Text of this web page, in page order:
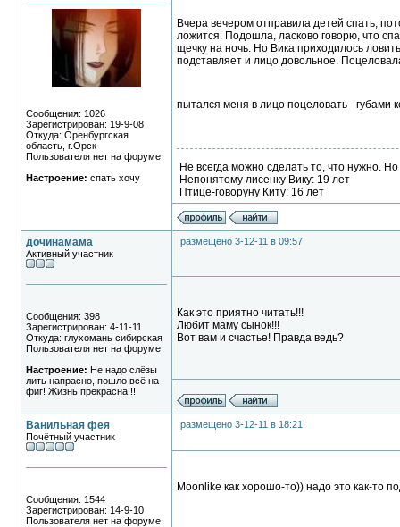
Сообщения: 1026
Зарегистрирован: 19-9-08
Откуда: Оренбургская
область, г.Орск
Пользователя нет на форуме
Настроение: спать хочу
Вчера вечером отправила детей спать,
ложится. Подошла, ласково говорю, что
щечку на ночь. Но Вика приходилось
подставляет и лицо довольное.
пытался меня в лицо поцеловать - губами
Не всегда можно сделать то, что нужно.
Непонятому лисенку Вику: 19 лет
Птице-говоруну Киту: 16 лет
дочинамама
Активный участник
Сообщения: 398
Зарегистрирован: 4-11-11
Откуда: глухомань сибирская
Пользователя нет на форуме
Настроение: Не надо слёзы
лить напрасно, пошло всё на
фиг! Жизнь прекрасна!!!
размещено 3-12-11 в 09:57
Как это приятно читать!!!
Любит маму сынок!!!
Вот вам и счастье! Правда ведь?
Ванильная фея
Почётный участник
Сообщения: 1544
Зарегистрирован: 14-9-10
Пользователя нет на форуме
размещено 3-12-11 в 18:21
Moonlike как хорошо-то)) надо это как-то